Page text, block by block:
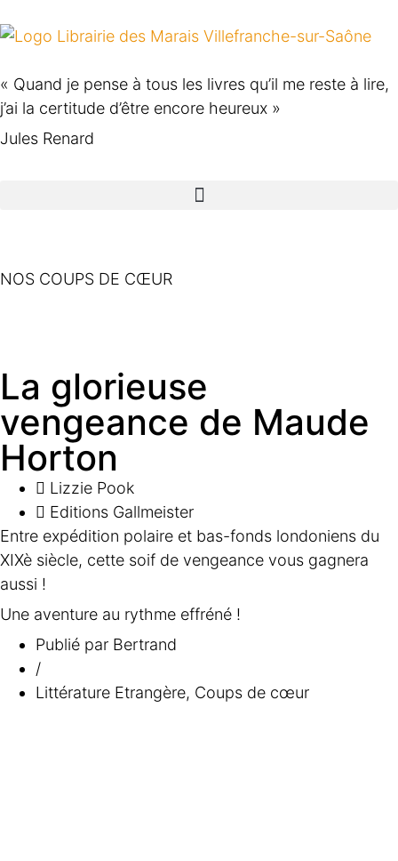
« Quand je pense à tous les livres qu’il me reste à lire,
j’ai la certitude d’être encore heureux »
Jules Renard
NOS COUPS DE CŒUR
La glorieuse
vengeance de Maude
Horton
Lizzie Pook
Editions Gallmeister
Entre expédition polaire et bas-fonds londoniens du
XIXè siècle, cette soif de vengeance vous gagnera
aussi !
Une aventure au rythme effréné !
Publié par Bertrand
/
Littérature Etrangère, Coups de cœur